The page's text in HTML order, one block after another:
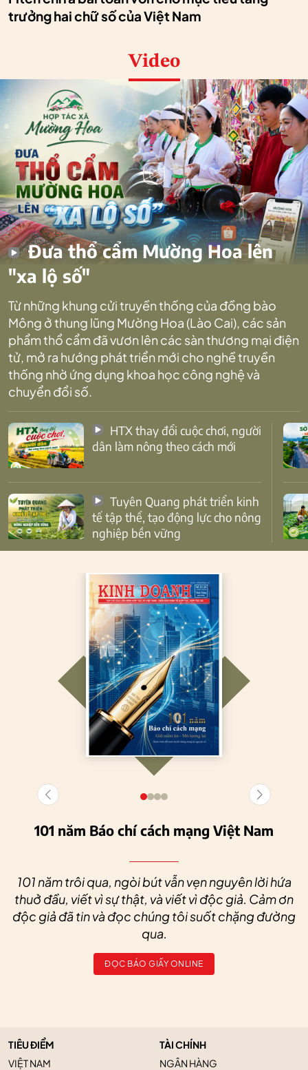
trưởng hai chữ số của Việt Nam
Video
Đưa thổ cẩm Mường Hoa lên
"xa lộ số"
Từ những khung cửi truyền thống của đồng bào
Mông ở thung lũng Mường Hoa (Lào Cai), các sản
phẩm thổ cẩm đã vươn lên các sàn thương mại điện
tử, mở ra hướng phát triển mới cho nghề truyền
thống nhờ ứng dụng khoa học công nghệ và
chuyển đổi số.
dân làm nông theo cách mới
tế tập thể, tạo động lực cho nông
nghiệp bền vững
101 năm Báo chí cách mạng Việt Nam
101 năm trôi qua, ngòi bút vẫn vẹn nguyên lời hứa
thuở đầu, viết vì sự thật, và viết vì độc giả. Cảm ơn
độc giả đã tin và đọc chúng tôi suốt chặng đường
qua.
ĐỌC BÁO GIẤY ONLINE
TIÊU ĐIỂM
VIỆT NAM
TÀI CHÍNH
NGÂN HÀNG